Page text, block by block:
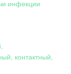
инфекции
контактный,